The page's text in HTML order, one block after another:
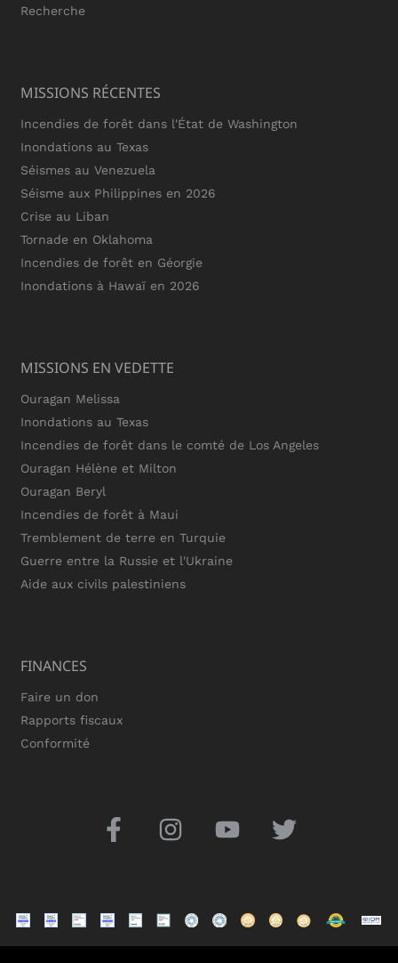
Recherche
MISSIONS RÉCENTES
Incendies de forêt dans l'État de Washington
Inondations au Texas
Séismes au Venezuela
Séisme aux Philippines en 2026
Crise au Liban
Tornade en Oklahoma
Incendies de forêt en Géorgie
Inondations à Hawaï en 2026
MISSIONS EN VEDETTE
Ouragan Melissa
Inondations au Texas
Incendies de forêt dans le comté de Los Angeles
Ouragan Hélène et Milton
Ouragan Beryl
Incendies de forêt à Maui
Tremblement de terre en Turquie
Guerre entre la Russie et l'Ukraine
Aide aux civils palestiniens
FINANCES
Faire un don
Rapports fiscaux
Conformité